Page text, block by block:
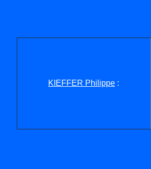
KIEFFER Philippe :